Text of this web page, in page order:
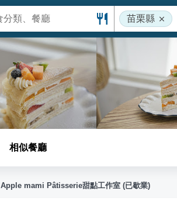
苗栗縣
相似餐廳
Apple mami Pâtisserie甜點工作室 (已歇業)